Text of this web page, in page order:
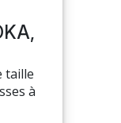
taille
à